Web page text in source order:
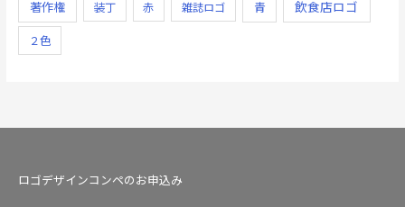
著作権 装丁 赤 雑誌ロゴ 青 飲食店ロゴ
２色
ロゴデザインコンペのお申込み